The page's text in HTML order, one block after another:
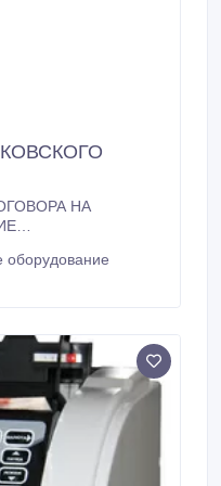
НА
и кассовое
оборудование